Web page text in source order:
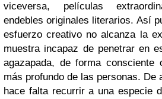
viceversa, películas
endebles originales literarios. Así
esfuerzo creativo no alcanza la
muestra incapaz de penetrar en
agazapada, de forma consciente
más profundo de las personas. De
hace falta recurrir a una especie